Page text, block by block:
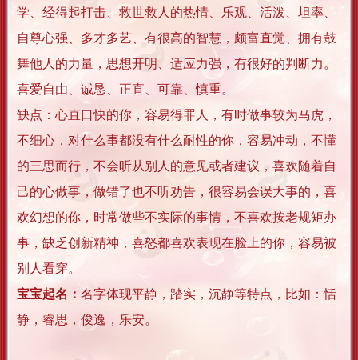
学、经得起打击、救世救人的热情、乐观、活泼、坦率、
自尊心强、多才多艺、有很高的智慧，颇富直觉、拥有鼓
舞他人的力量，思想开明、适应力强，有很好的判断力。
喜爱自由、诚恳、正直、可靠、慎重。
缺点：心直口快的你，容易得罪人，有时做事较为马虎，
不细心，对什么事都没有什么耐性的你，容易冲动，不懂
的三思而行，不会听从别人的意见或者建议，喜欢随着自
己的心做事，做错了也不听劝告，很容易会误大事的，喜
欢幻想的你，时常做些不实际的事情，不喜欢按老规矩办
事，缺乏创新精神，喜怒都喜欢表现在脸上的你，容易被
别人看穿。
宝宝起名： 名字体现平静，踏实，沉静等特点，比如：恬
静，睿思，俊逸，乐安。